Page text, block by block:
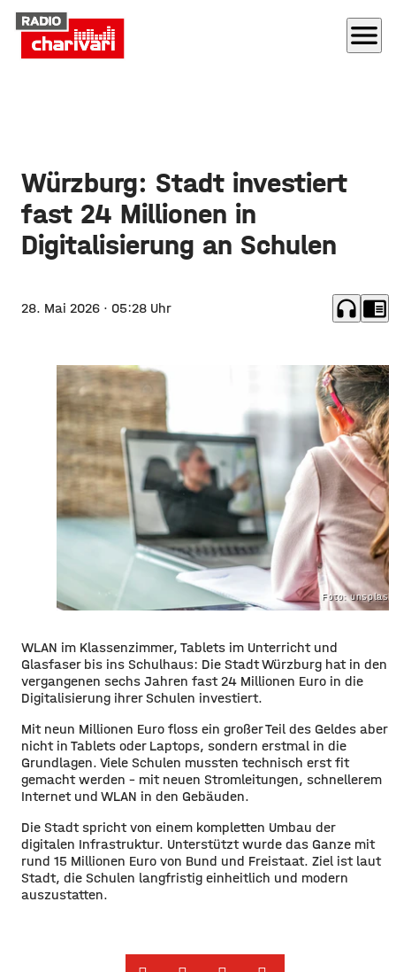
menu
Würzburg: Stadt investiert
fast 24 Millionen in
Digitalisierung an Schulen
28. Mai 2026 · 05:28 Uhr headphones chrome_reader_mode
Foto:
WLAN im Klassenzimmer, Tablets im Unterricht und
Glasfaser bis ins Schulhaus: Die Stadt Würzburg hat in den
vergangenen sechs Jahren fast 24 Millionen Euro in die
Digitalisierung ihrer Schulen investiert.
Mit neun Millionen Euro floss ein großer Teil des Geldes aber
nicht in Tablets oder Laptops, sondern erstmal in die
Grundlagen. Viele Schulen mussten technisch erst fit
gemacht werden – mit neuen Stromleitungen, schnellerem
Internet und WLAN in den Gebäuden.
Die Stadt spricht von einem kompletten Umbau der
digitalen Infrastruktur. Unterstützt wurde das Ganze mit
rund 15 Millionen Euro von Bund und Freistaat. Ziel ist laut
Stadt, die Schulen langfristig einheitlich und modern
auszustatten.